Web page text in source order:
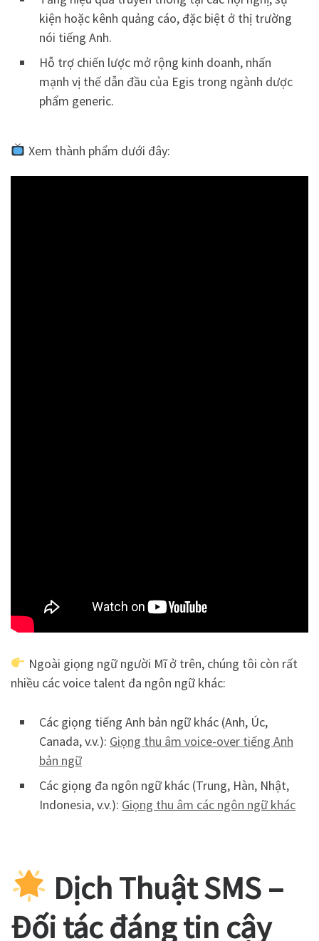
kiện hoặc kênh quảng cáo, đặc biệt ở thị trường
nói tiếng Anh.
Hỗ trợ chiến lược mở rộng kinh doanh, nhấn
mạnh vị thế dẫn đầu của Egis trong ngành dược
phẩm generic.
Xem thành phẩm dưới đây:
Ngoài giọng ngữ người Mĩ ở trên, chúng tôi còn rất
nhiều các voice talent đa ngôn ngữ khác:
Các giọng tiếng Anh bản ngữ khác (Anh, Úc,
Canada, v.v.): Giọng thu âm voice-over tiếng Anh
bản ngữ
Các giọng đa ngôn ngữ khác (Trung, Hàn, Nhật,
Indonesia, v.v.): Giọng thu âm các ngôn ngữ khác
Dịch Thuật SMS –
Đối tác đáng tin cậy